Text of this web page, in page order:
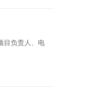
目负责人、电